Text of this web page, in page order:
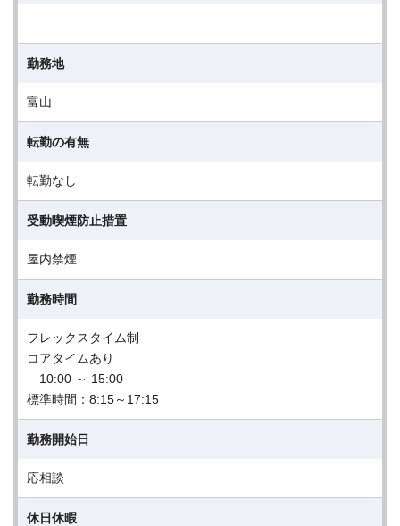
勤務地
富山
転勤の有無
転勤なし
受動喫煙防止措置
屋内禁煙
勤務時間
フレックスタイム制
コアタイムあり
10:00 ～ 15:00
標準時間：8:15～17:15
勤務開始日
応相談
休日休暇